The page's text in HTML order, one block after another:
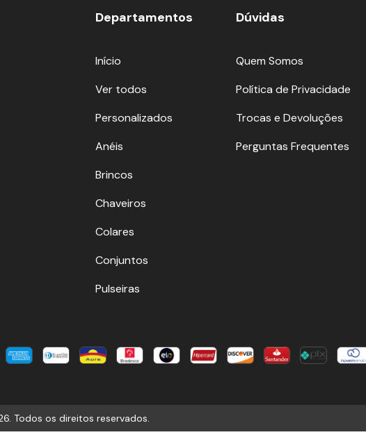
Departamentos
Início
Ver todos
Personalizados
Anéis
Brincos
Chaveiros
Colares
Conjuntos
Pulseiras
Dúvidas
Quem Somos
Política de Privacidade
Trocas e Devoluções
Perguntas Frequentes
Todos os direitos reservados.